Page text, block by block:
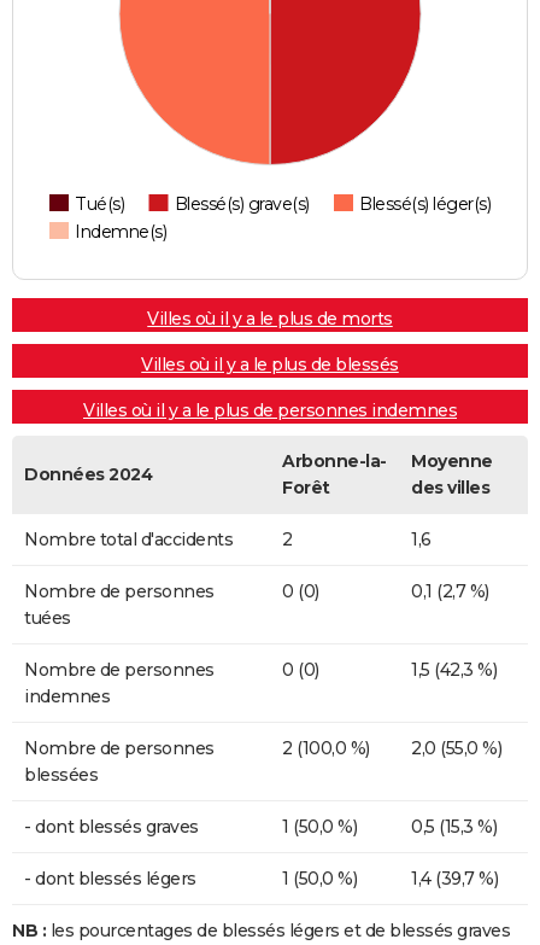
Tué(s) Blessé(s) grave(s)
Blessé(s) léger(s)
Indemne(s)
Villes où il y a le plus de morts
Villes où il y a le plus de blessés
Villes où il y a le plus de personnes indemnes
Données 2024
Arbonne-la-
Forêt
Moyenne
des villes
Nombre total d'accidents 2 1,6
Nombre de personnes
tuées
0 (0) 0,1 (2,7 %)
Nombre de personnes
indemnes
0 (0) 1,5 (42,3 %)
Nombre de personnes
blessées
2 (100,0 %) 2,0 (55,0 %)
- dont blessés graves 1 (50,0 %) 0,5 (15,3 %)
- dont blessés légers 1 (50,0 %) 1,4 (39,7 %)
NB : les pourcentages de blessés légers et de blessés graves